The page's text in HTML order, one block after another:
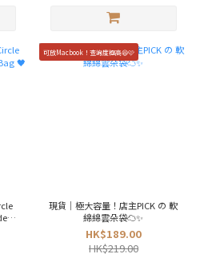
可放Macbook！查詢度極高😆🩷
現貨｜極大容量！店主PICK の 軟
綿綿雲朵袋☁️✨
HK$189.00
HK$219.00